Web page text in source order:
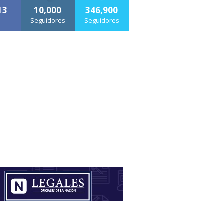
10,000
Seguidores
346,900
Seguidores